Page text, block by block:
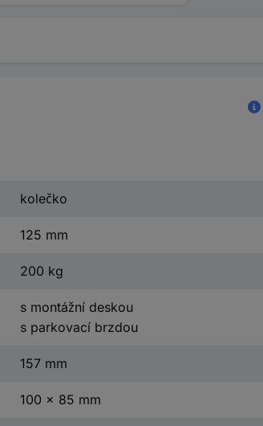
kolečko
125 mm
200 kg
s montážní deskou
s parkovací brzdou
157 mm
100 x 85 mm